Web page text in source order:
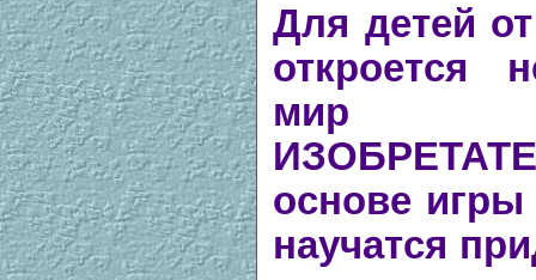
Для детей
откроется
мир
основе игры
научатся